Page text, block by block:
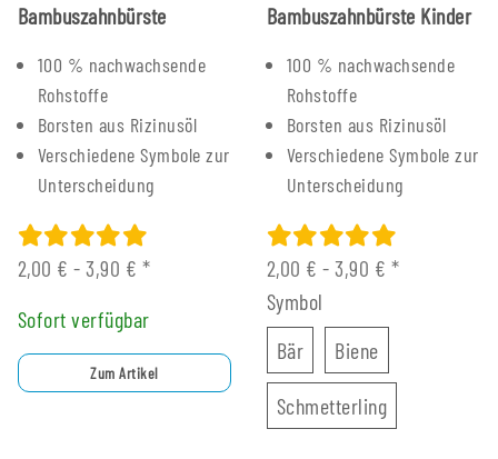
Bambuszahnbürste
100 % nachwachsende
Rohstoffe
Borsten aus Rizinusöl
Verschiedene Symbole zur
Unterscheidung
2,00 € -3,90 € *
Sofort verfügbar
Zum Artikel
Bambuszahnbürste Kinder
100 % nachwachsende
Rohstoffe
Borsten aus Rizinusöl
Verschiedene Symbole zur
Unterscheidung
2,00 € -3,90 € *
Symbol
BärBär BieneBiene
SchmetterlingSchmetterling